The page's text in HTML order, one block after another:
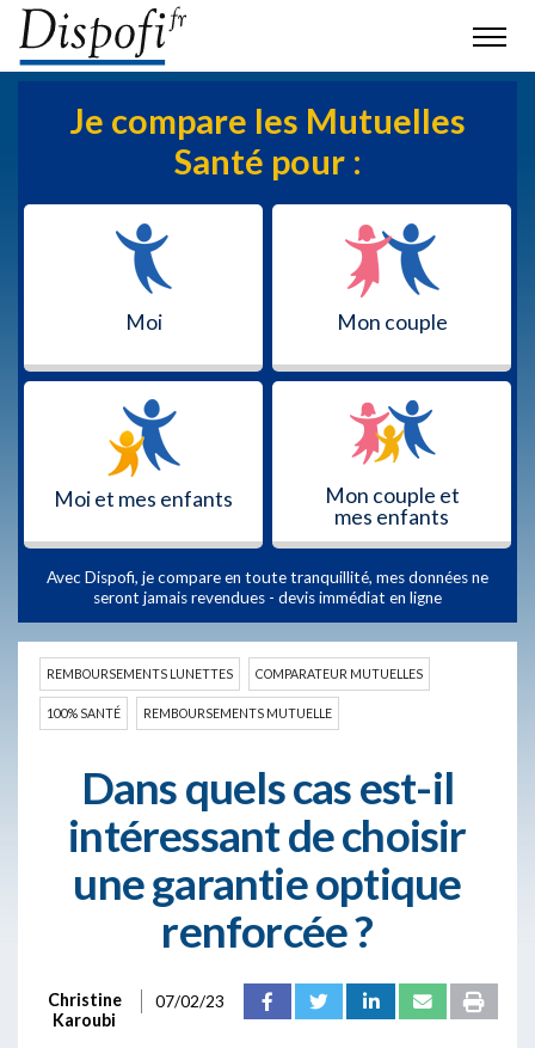
Je compare les Mutuelles
Santé pour :
Moi Mon couple
Moi et mes enfants
Mon couple et
mes enfants
Avec Dispofi, je compare en toute tranquillité, mes données ne
seront jamais revendues - devis immédiat en ligne
REMBOURSEMENTS LUNETTES COMPARATEUR MUTUELLES
100% SANTÉ REMBOURSEMENTS MUTUELLE
Dans quels cas est-il
intéressant de choisir
une garantie optique
renforcée ?
Christine
Karoubi
07/02/23